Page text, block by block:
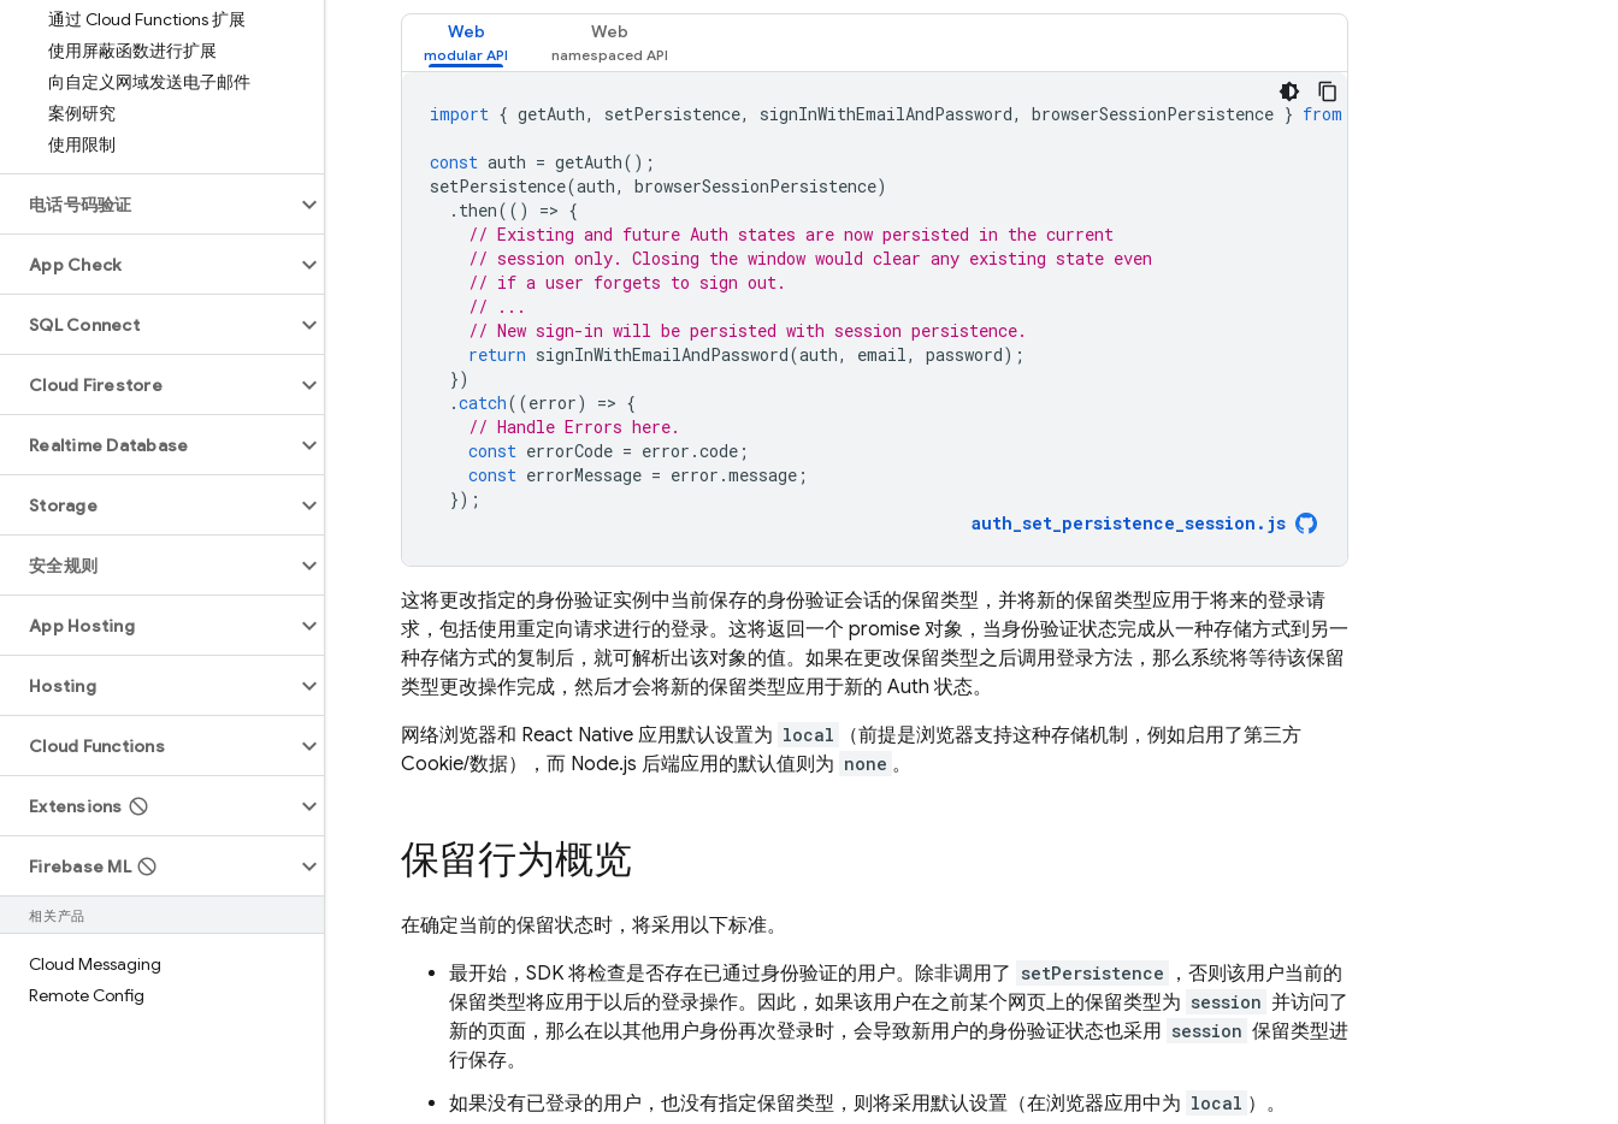
通过 Cloud Functions 扩展
使用屏蔽函数进行扩展
向自定义网域发送电子邮件
案例研究
使用限制
电话号码验证
App Check
SQL Connect
Cloud Firestore
Realtime Database
Storage
安全规则
App Hosting
Hosting
Cloud Functions
Extensions
Firebase ML
相关产品
Cloud Messaging
Remote Config
Web Web
import { getAuth, setPersistence, signInWithEmailAndPassword, browserSessionPersistence } from
const auth = getAuth();
setPersistence(auth, browserSessionPersistence)
. then(() => {
// Existing and future Auth states are now persisted in the current
// session only. Closing the window would clear any existing state even
// if a user forgets to sign out.
// ...
// New sign-in will be persisted with session persistence.
return signInWithEmailAndPassword(auth, email, password);
})
.catch((error) => {
// Handle Errors here.
const errorCode = error .code ;
const errorMessage = error .message ;
});
auth_set_persistence_session . js
这将更改指定的身份验证实例中当前保存的身份验证会话的保留类型，并将新的保留类型应用于将来的登录请
求，包括使用重定向请求进行的登录。这将返回一个 promise 对象，当身份验证状态完成从一种存储方式到另一
种存储方式的复制后，就可解析出该对象的值。如果在更改保留类型之后调用登录方法，那么系统将等待该保留
类型更改操作完成，然后才会将新的保留类型应用于新的 Auth 状态。
网络浏览器和 React Native 应用默认设置为 local
（前提是浏览器支持这种存储机制，例如启用了第三方
Cookie/数据），而 Node.js 后端应用的默认值则为 none 。
保留行为概览
在确定当前的保留状态时，将采用以下标准。
最开始，SDK 将检查是否存在已通过身份验证的用户。除非调用了 setPersistence
，否则该用户当前的
保留类型将应用于以后的登录操作。因此，如果该用户在之前某个网页上的保留类型为 session 并访问了
新的页面，那么在以其他用户身份再次登录时，会导致新用户的身份验证状态也采用 session 保留类型进
行保存。
如果没有已登录的用户，也没有指定保留类型，则将采用默认设置（在浏览器应用中为 local ）。